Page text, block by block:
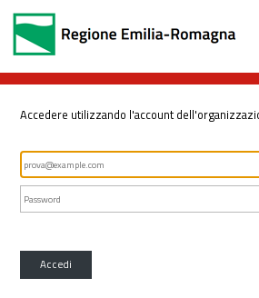
Accedere utilizzando l'account
Accedi